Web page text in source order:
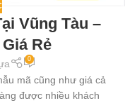
Vũng Tàu –
Rẻ
0
mã cũng như giá cả
được nhiều khách